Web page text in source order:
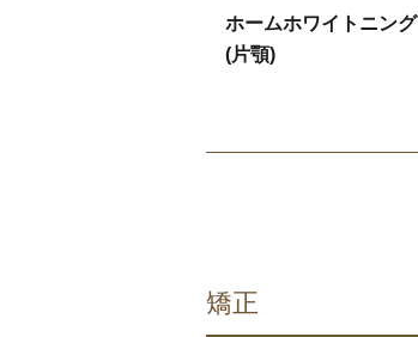
ホームホワイトニング
(片顎)
矯正